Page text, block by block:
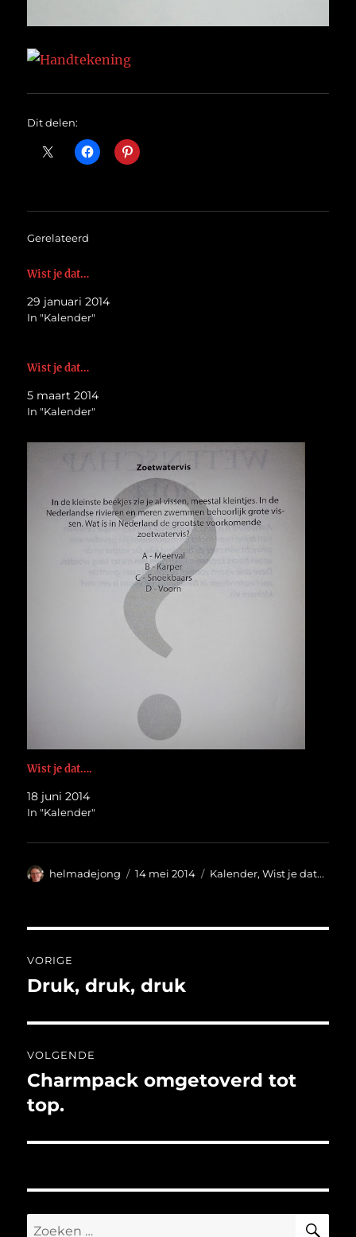
Dit delen:
Gerelateerd
Wist je dat…
29 januari 2014
In "Kalender"
Wist je dat…
5 maart 2014
In "Kalender"
Wist je dat….
18 juni 2014
In "Kalender"
Auteur
helmadejong
Geplaatst
14 mei 2014 Categorieën
Kalender,Wist je dat...
navigatie
VORIGE
Vorig
Druk, druk, druk
VOLGENDE
Volgend
bericht:
Charmpack omgetoverd tot
top.
Zoeken